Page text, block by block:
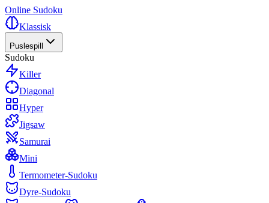
Online Sudoku
Klassisk
Puslespill
Sudoku
Killer
Diagonal
Hyper
Jigsaw
Samurai
Mini
Termometer-Sudoku
Dyre-Sudoku